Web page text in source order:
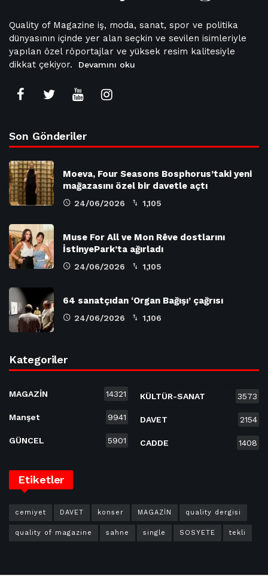
Quality of Magazine iş, moda, sanat, spor ve politika
dünyasının içinde yer alan seçkin ve sevilen isimleriyle
yapılan özel röportajlar ve yüksek resim kalitesiyle
dikkat çekiyor.
Devamını oku
Son Gönderiler
Moeva, Four Seasons Bosphorus’taki yeni
mağazasını özel bir davetle açtı
24/06/2026 1,105
Muse For All ve Mon Rêve dostlarını
İstinyePark’ta ağırladı
24/06/2026 1,105
64 sanatçıdan ‘Organ Bağışı’ çağrısı
24/06/2026 1,106
Kategoriler
MAGAZİN 14321
Manşet 9941
GÜNCEL 5901
KÜLTÜR-SANAT 3573
DAVET 2154
CADDE 1408
Etiketler
cemiyet DAVET konser MAGAZİN quality dergisi
quality of magazine sahne single SOSYETE tekli